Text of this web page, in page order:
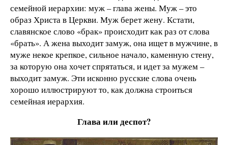
семейной иерархии: муж – глава жены. Муж – это
образ Христа в Церкви. Муж берет жену. Кстати,
славянское слово «брак» происходит как раз от слова
«брать». А жена выходит замуж, она ищет в мужчине, в
муже некое крепкое, сильное начало, каменную стену,
за которую она хочет спрятаться, и идет за мужем –
выходит замуж. Эти исконно русские слова очень
хорошо иллюстрируют то, как должна строиться
семейная иерархия.
Глава или деспот?